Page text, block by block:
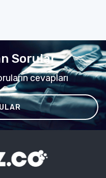
Sorular
cevapları